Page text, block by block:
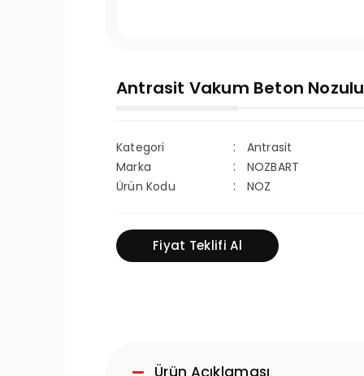
Antrasit Vakum Beton Nozulu
Kategori
Antrasit
Marka
NOZBART
Ürün Kodu
NOZ
Fiyat Teklifi Al
Ürün Açıklaması